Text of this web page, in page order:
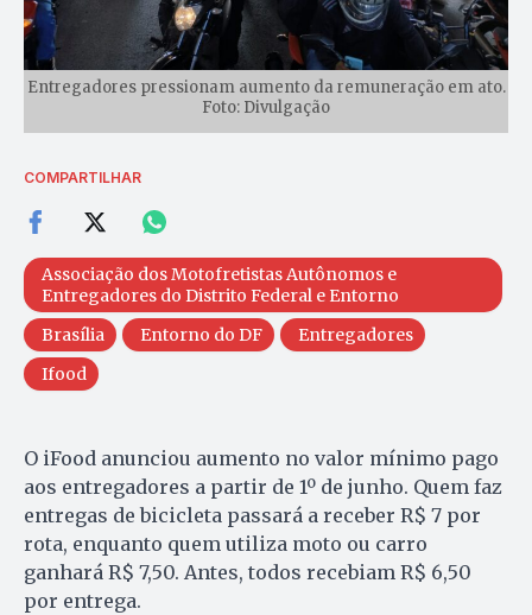
Entregadores pressionam aumento da remuneração em ato.
Foto: Divulgação
COMPARTILHAR
Associação dos Motofretistas Autônomos e
Entregadores do Distrito Federal e Entorno
Brasília
Entorno do DF
Entregadores
Ifood
O iFood anunciou aumento no valor mínimo pago
aos entregadores a partir de 1º de junho. Quem faz
entregas de bicicleta passará a receber R$ 7 por
rota, enquanto quem utiliza moto ou carro
ganhará R$ 7,50. Antes, todos recebiam R$ 6,50
por entrega.